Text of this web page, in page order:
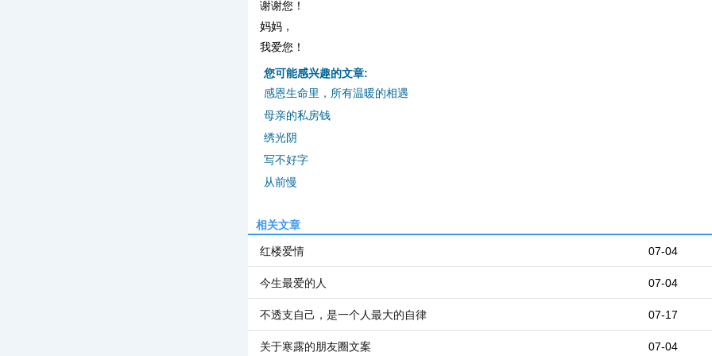
谢谢您！
妈妈，
我爱您！
您可能感兴趣的文章:
感恩生命里，所有温暖的相遇
母亲的私房钱
绣光阴
写不好字
从前慢
相关文章
07-04
红楼爱情
07-04
今生最爱的人
07-17
不透支自己，是一个人最大的自律
07-04
关于寒露的朋友圈文案